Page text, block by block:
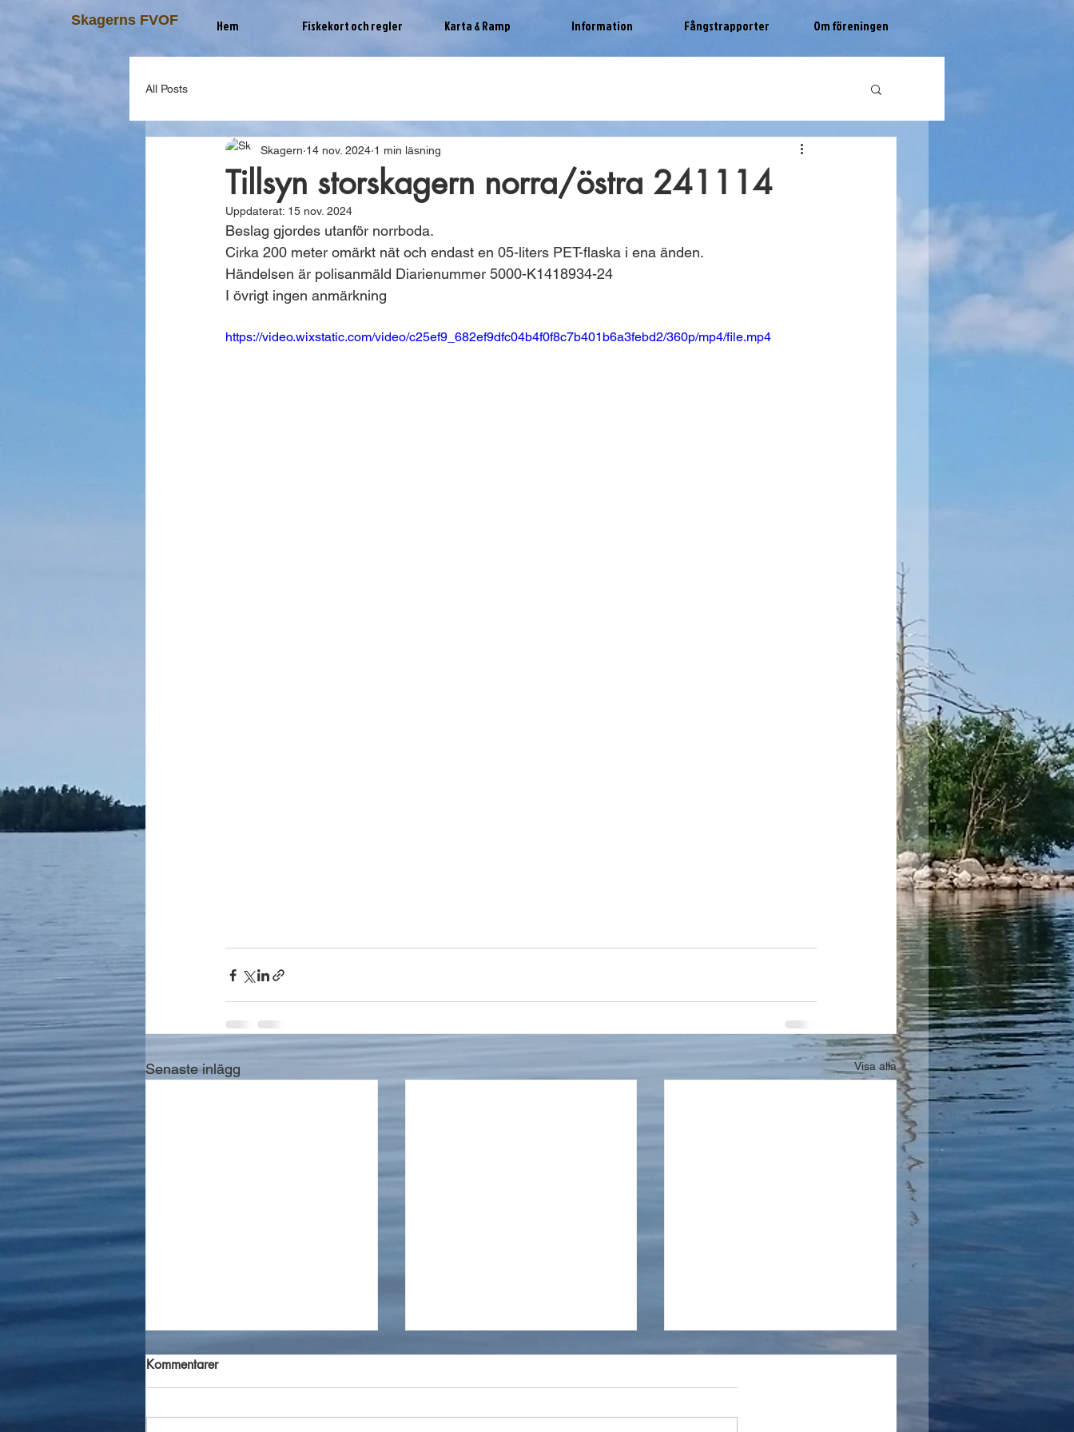
Skagerns FVOF Hem Fiskekort och regler Karta & Ramp Information Fångstrapporter Om föreningen
All Posts
Tillsyn storskagern norra/östra 241114
Skagern 14 nov. 2024 1 min läsning
Uppdaterat: 15 nov. 2024
Beslag gjordes utanför norrboda.
Cirka 200 meter omärkt nät och endast en 05-liters PET-flaska i ena änden.
Händelsen är polisanmäld Diarienummer 5000-K1418934-24
I övrigt ingen anmärkning
https://video.wixstatic.com/video/c25ef9_682ef9dfc04b4f0f8c7b401b6a3febd2/360p/mp4/file.mp4
Senaste inlägg Visa alla
Slutlig rapport provfiske 2025
Rapporten för provfisket är
Skagern sjunker
Info ifrån Fortum Hej Nivån i
Kommentarer